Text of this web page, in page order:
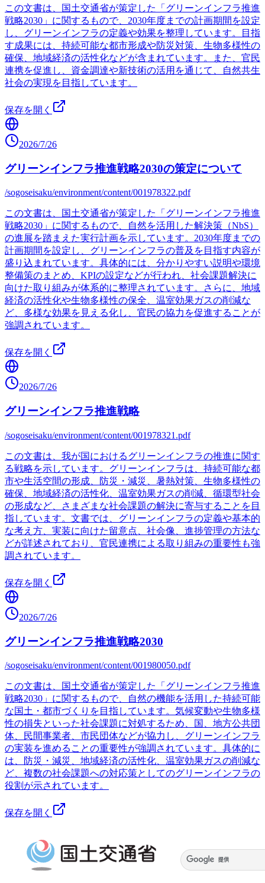
この文書は、国土交通省が策定した「グリーンインフラ推進
戦略2030」に関するもので、2030年度までの計画期間を設定
し、グリーンインフラの定義や効果を整理しています。目指
す成果には、持続可能な都市形成や防災対策、生物多様性の
確保、地域経済の活性化などが含まれています。また、官民
連携を促進し、資金調達や新技術の活用を通じて、自然共生
社会の実現を目指しています。
保存を開く
2026/7/26
グリーンインフラ推進戦略2030の策定について
/sogoseisaku/environment/content/001978322.pdf
この文書は、国土交通省が策定した「グリーンインフラ推進
戦略2030」に関するもので、自然を活用した解決策（NbS）
の進展を踏まえた実行計画を示しています。2030年度までの
計画期間を設定し、グリーンインフラの普及を目指す内容が
盛り込まれています。具体的には、分かりやすい説明や環境
整備策のまとめ、KPIの設定などが行われ、社会課題解決に
向けた取り組みが体系的に整理されています。さらに、地域
経済の活性化や生物多様性の保全、温室効果ガスの削減な
ど、多様な効果を見える化し、官民の協力を促進することが
強調されています。
保存を開く
2026/7/26
グリーンインフラ推進戦略
/sogoseisaku/environment/content/001978321.pdf
この文書は、我が国におけるグリーンインフラの推進に関す
る戦略を示しています。グリーンインフラは、持続可能な都
市や生活空間の形成、防災・減災、暑熱対策、生物多様性の
確保、地域経済の活性化、温室効果ガスの削減、循環型社会
の形成など、さまざまな社会課題の解決に寄与することを目
指しています。文書では、グリーンインフラの定義や基本的
な考え方、実装に向けた留意点、社会像、進捗管理の方法な
どが詳述されており、官民連携による取り組みの重要性も強
調されています。
保存を開く
2026/7/26
グリーンインフラ推進戦略2030
/sogoseisaku/environment/content/001980050.pdf
この文書は、国土交通省が策定した「グリーンインフラ推進
戦略2030」に関するもので、自然の機能を活用した持続可能
な国土・都市づくりを目指しています。気候変動や生物多様
性の損失といった社会課題に対処するため、国、地方公共団
体、民間事業者、市民団体などが協力し、グリーンインフラ
の実装を進めることの重要性が強調されています。具体的に
は、防災・減災、地域経済の活性化、温室効果ガスの削減な
ど、複数の社会課題への対応策としてのグリーンインフラの
役割が示されています。
保存を開く